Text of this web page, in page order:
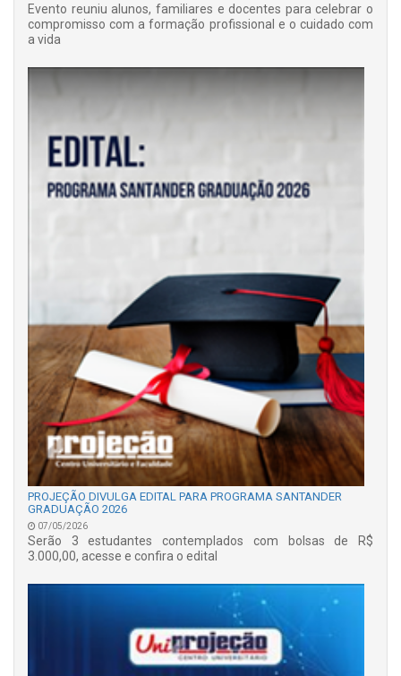
Evento reuniu alunos, familiares e docentes para celebrar o
compromisso com a formação profissional e o cuidado com
a vida
PROJEÇÃO DIVULGA EDITAL PARA PROGRAMA SANTANDER
GRADUAÇÃO 2026
07/05/2026
Serão 3 estudantes contemplados com bolsas de R$
3.000,00, acesse e confira o edital